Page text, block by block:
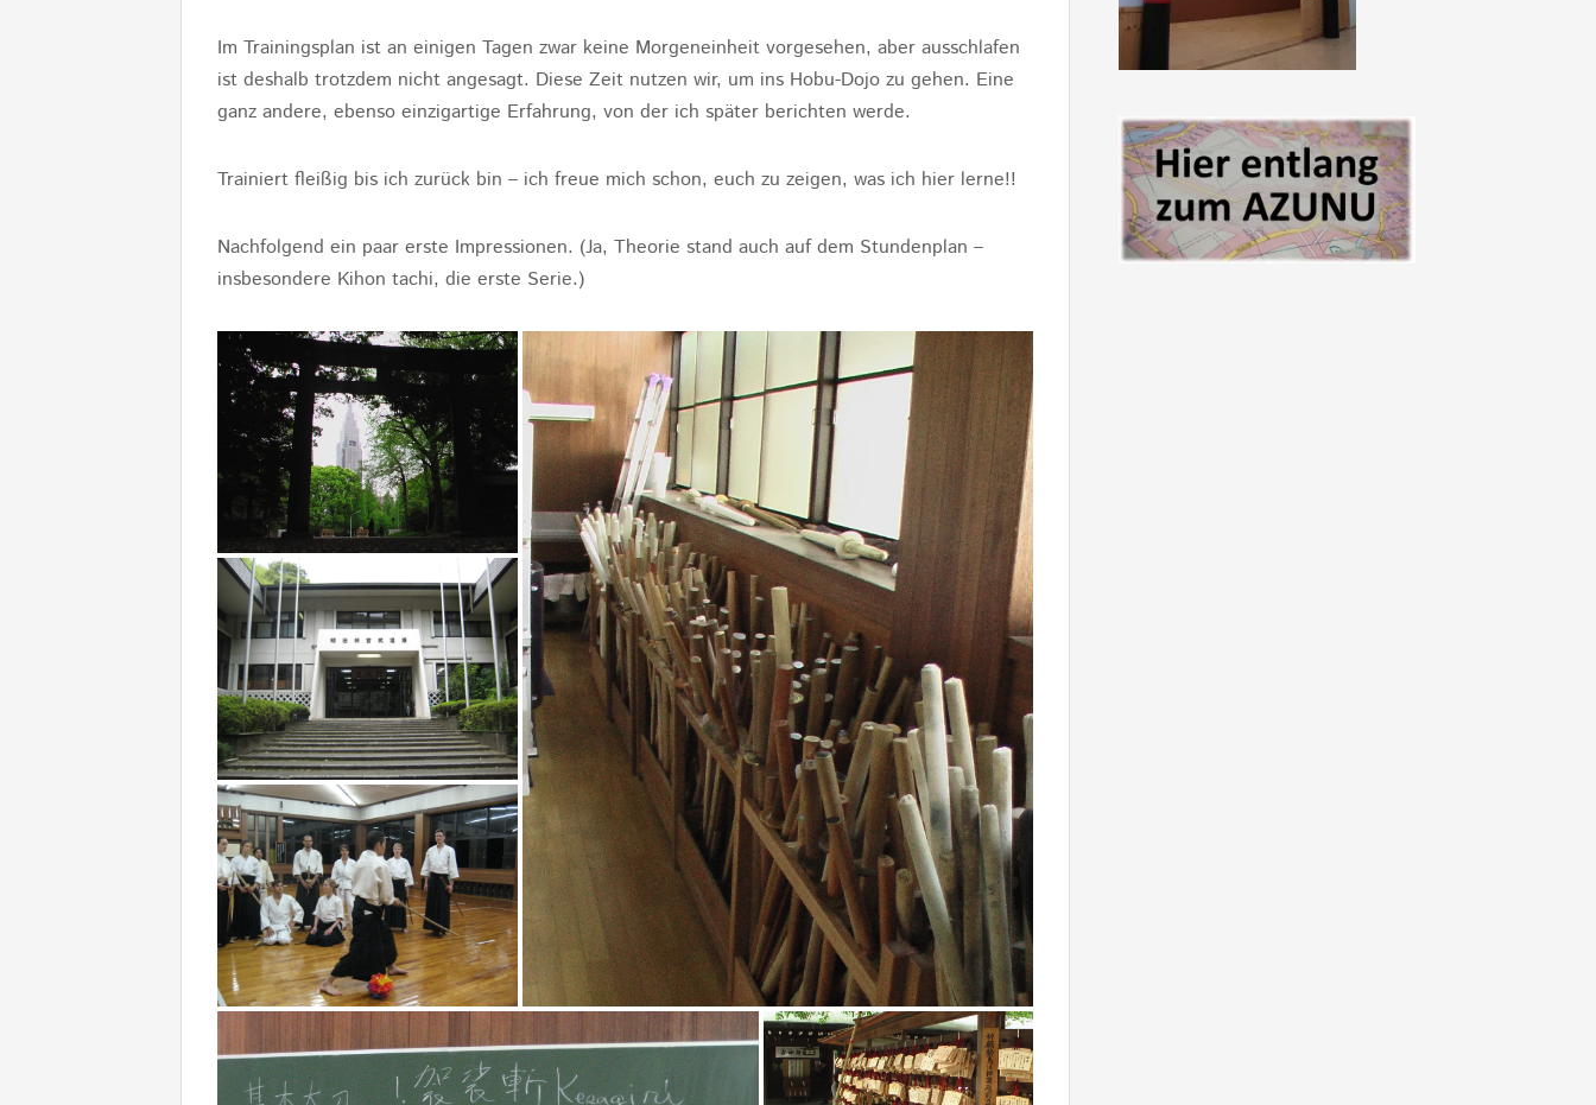
Im Trainingsplan ist an einigen Tagen zwar keine Morgeneinheit vorgesehen, aber ausschlafen
ist deshalb trotzdem nicht angesagt. Diese Zeit nutzen wir, um ins Hobu-Dojo zu gehen. Eine
ganz andere, ebenso einzigartige Erfahrung, von der ich später berichten werde.
Trainiert fleißig bis ich zurück bin – ich freue mich schon, euch zu zeigen, was ich hier lerne!!
Nachfolgend ein paar erste Impressionen. (Ja, Theorie stand auch auf dem Stundenplan –
insbesondere Kihon tachi, die erste Serie.)